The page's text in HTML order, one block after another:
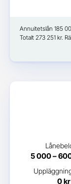
Annuitetslån 185
Totalt 273 251 kr.
5 000 –
0 kr